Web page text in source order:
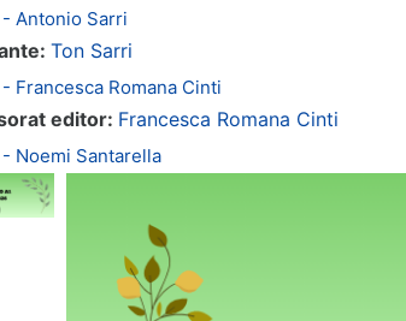
- Antonio Sarri
Ton Sarri
- Francesca Romana Cinti
editor: Francesca Romana Cinti
- Noemi Santarella